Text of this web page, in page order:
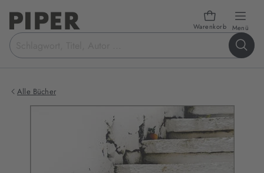
Warenkorb Menü
Suchbegriff
eingeben
Alle Bücher